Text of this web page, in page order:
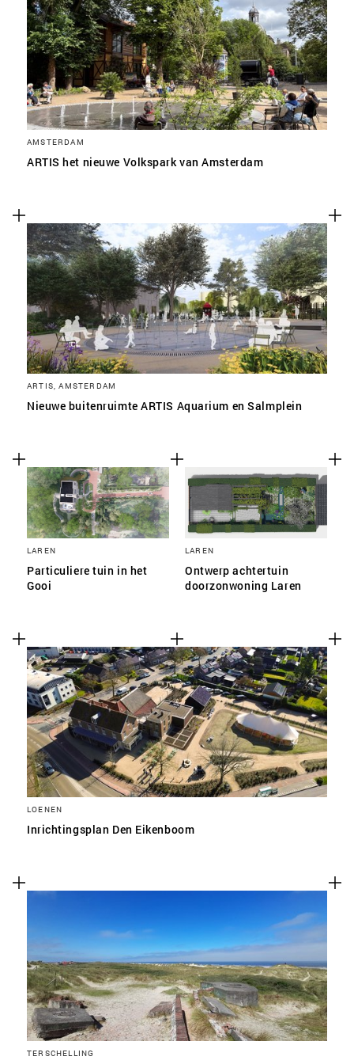
AMSTERDAM
ARTIS het nieuwe Volkspark van Amsterdam
ARTIS, AMSTERDAM
Nieuwe buitenruimte ARTIS Aquarium en Salmplein
LAREN
Particuliere tuin in het
Gooi
LAREN
Ontwerp achtertuin
doorzonwoning Laren
LOENEN
Inrichtingsplan Den Eikenboom
TERSCHELLING
SLA VOORKEUREN OP